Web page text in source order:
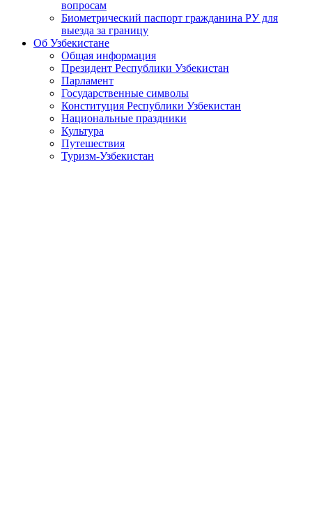
вопросам
Биометрический паспорт гражданина РУ для
выезда за границу
Об Узбекистане
Общая информация
Президент Республики Узбекистан
Парламент
Государственные символы
Конституция Республики Узбекистан
Национальные праздники
Культура
Путешествия
Туризм-Узбекистан